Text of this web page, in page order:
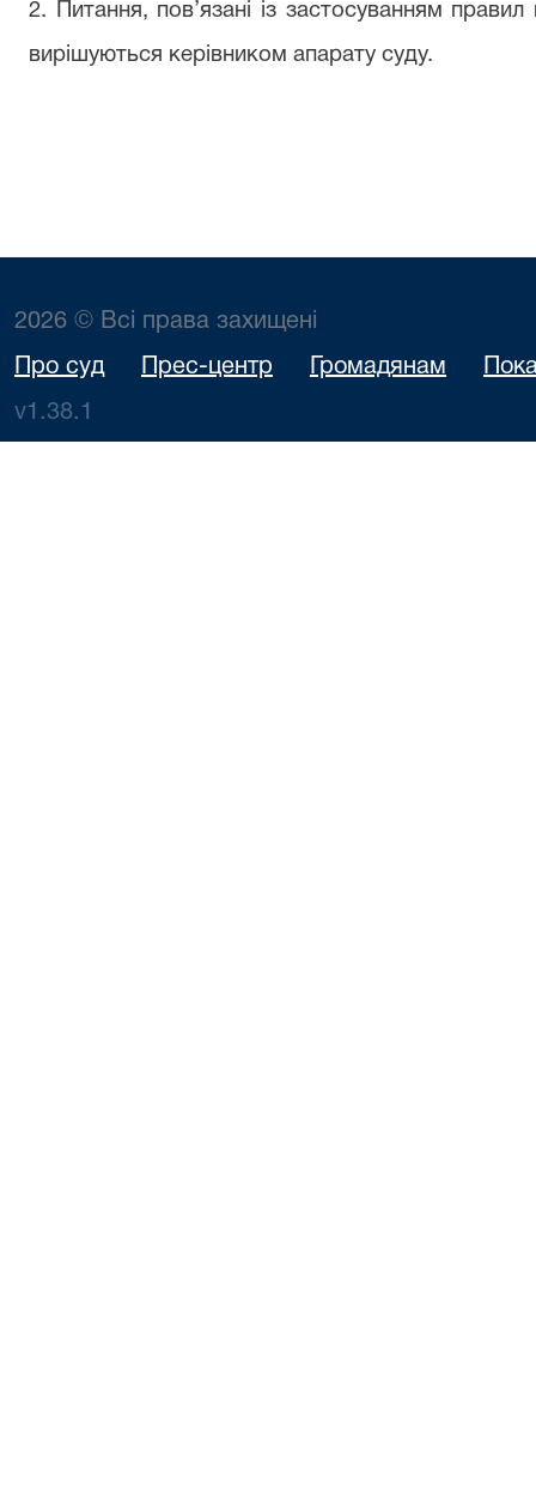
2. Питання, пов’язані із застосуванням правил
вирішуються керівником апарату суду.
2026 © Всі права захищені
Про суд Прес-центр Громадянам
v1.38.1